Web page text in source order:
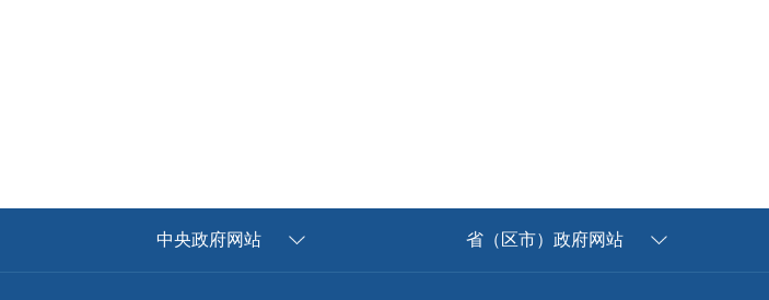
中央政府网站 省（区市）政府网站